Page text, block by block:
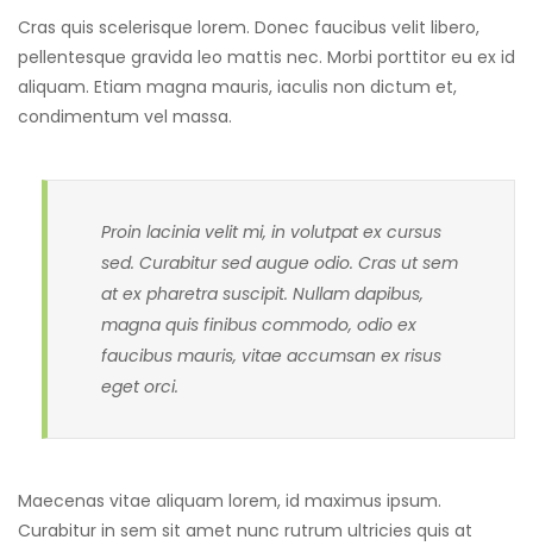
Cras quis scelerisque lorem. Donec faucibus velit libero,
pellentesque gravida leo mattis nec. Morbi porttitor eu ex id
aliquam. Etiam magna mauris, iaculis non dictum et,
condimentum vel massa.
Proin lacinia velit mi, in volutpat ex cursus
sed. Curabitur sed augue odio. Cras ut sem
at ex pharetra suscipit. Nullam dapibus,
magna quis finibus commodo, odio ex
faucibus mauris, vitae accumsan ex risus
eget orci.
Maecenas vitae aliquam lorem, id maximus ipsum.
Curabitur in sem sit amet nunc rutrum ultricies quis at